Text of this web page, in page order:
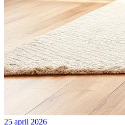
25 april 2026